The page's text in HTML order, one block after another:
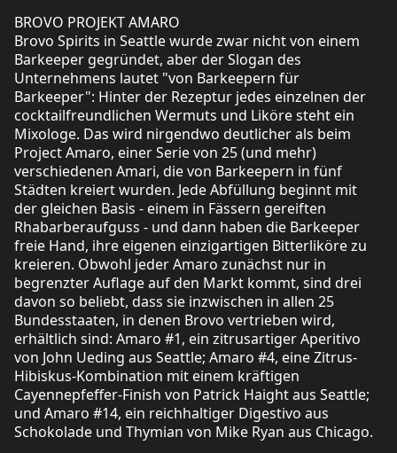
BROVO PROJEKT AMARO
Brovo Spirits in Seattle wurde zwar nicht von einem
Barkeeper gegründet, aber der Slogan des
Unternehmens lautet "von Barkeepern für
Barkeeper": Hinter der Rezeptur jedes einzelnen der
cocktailfreundlichen Wermuts und Liköre steht ein
Mixologe. Das wird nirgendwo deutlicher als beim
Project Amaro, einer Serie von 25 (und mehr)
verschiedenen Amari, die von Barkeepern in fünf
Städten kreiert wurden. Jede Abfüllung beginnt mit
der gleichen Basis - einem in Fässern gereiften
Rhabarberaufguss - und dann haben die Barkeeper
freie Hand, ihre eigenen einzigartigen Bitterliköre zu
kreieren. Obwohl jeder Amaro zunächst nur in
begrenzter Auflage auf den Markt kommt, sind drei
davon so beliebt, dass sie inzwischen in allen 25
Bundesstaaten, in denen Brovo vertrieben wird,
erhältlich sind: Amaro #1, ein zitrusartiger Aperitivo
von John Ueding aus Seattle; Amaro #4, eine Zitrus-
Hibiskus-Kombination mit einem kräftigen
Cayennepfeffer-Finish von Patrick Haight aus Seattle;
und Amaro #14, ein reichhaltiger Digestivo aus
Schokolade und Thymian von Mike Ryan aus Chicago.